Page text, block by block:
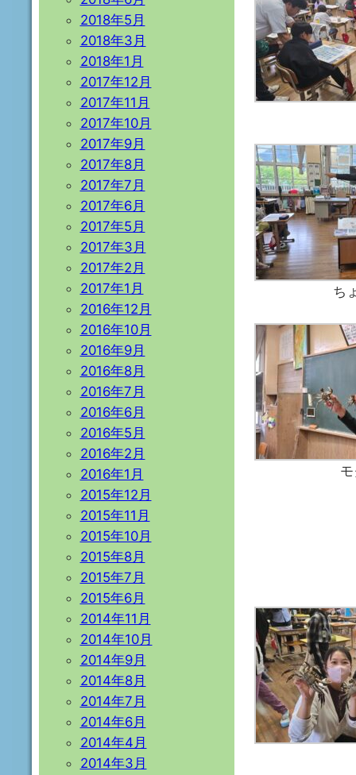
ち
2018年5月
2018年3月
2018年1月
2017年12月
2017年11月
2017年10月
2017年9月
2017年8月
2017年7月
2017年6月
2017年5月
2017年3月
2017年2月
2017年1月
2016年12月
2016年10月
2016年9月
2016年8月
2016年7月
2016年6月
2016年5月
2016年2月
2016年1月
2015年12月
2015年11月
2015年10月
2015年8月
2015年7月
2015年6月
2014年11月
2014年10月
2014年9月
2014年8月
2014年7月
2014年6月
2014年4月
2014年3月